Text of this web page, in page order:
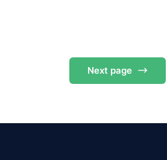
Next page